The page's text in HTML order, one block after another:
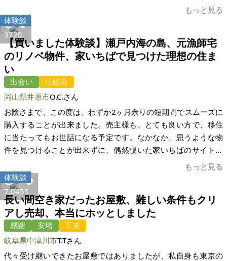
商談申し出がある中で、機会を得た24件の皆さんとの現地確認
と面談・購入目的等のアンケート等を行い、結果、物件を末永
く愛でてくれると思われる方に巡り合えました。不動産業者に
委細を任せる方法ではなく、ネット経由で当初心配しました
が、どのような方が何のために購入しようとするかを自分で知
ることができ、購入希望者の人柄にも接することができまし
た。
もっと見る
3720
体験談
【買いました体験談】瀬戸内海の島、元漁師宅
のリノベ物件、家いちばで見つけた理想の住ま
い
出会い
仕組み
岡山県井原市O.C.さん
お陰さまで、この度は、わずか2ヶ月余りの短期間でスムーズに
購入することが出来ました。売主様も、とても良い方で、移住
に当たってもお世話になる予定です。なかなか、思うような物
件を見つけることが出来ずに、偶然覗いた家いちばのサイトで
即決めし、最初は不安もありましたが、手続きの段階ではプロ
に入っていただくというシステムで、話が進むにつれて不安は
解消されていきました。 とても細かく、都度説明をいただき、
助成金申請についても柔軟に対応をしてくださり、本当にあり
がとうございました。また、何かお世話になることがありまし
たら、よろしくお願いいたします。
もっと見る
7,0455
体験談
長い間空き家だったお屋敷、難しい条件もクリ
アし売却、本当にホッとしました
感謝 安堵
工夫
岐阜県中津川市T.Tさん
代々受け継いできたお屋敷ではありましたが、私自身も東京の